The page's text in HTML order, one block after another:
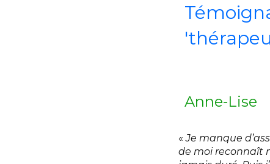
Anne-Lise
«Je manque
de moi reconnaît